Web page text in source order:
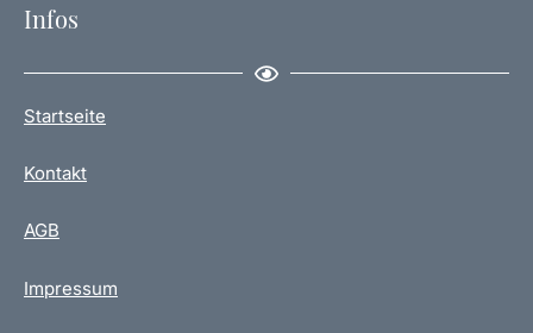
Infos
Startseite
Kontakt
AGB
Impressum